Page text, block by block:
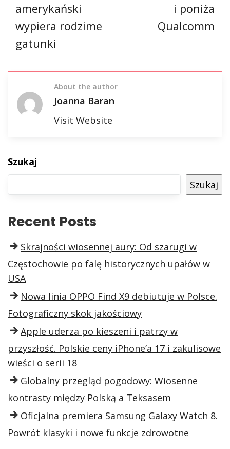
amerykański
wypiera rodzime
gatunki
i poniża
Qualcomm
About the author
Joanna Baran
Visit Website
Szukaj
Szukaj
Recent Posts
Skrajności wiosennej aury: Od szarugi w
Częstochowie po falę historycznych upałów w
USA
Nowa linia OPPO Find X9 debiutuje w Polsce.
Fotograficzny skok jakościowy
Apple uderza po kieszeni i patrzy w
przyszłość. Polskie ceny iPhone’a 17 i zakulisowe
wieści o serii 18
Globalny przegląd pogodowy: Wiosenne
kontrasty między Polską a Teksasem
Oficjalna premiera Samsung Galaxy Watch 8.
Powrót klasyki i nowe funkcje zdrowotne